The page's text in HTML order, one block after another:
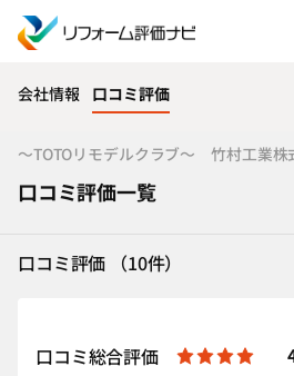
会社情報 口コミ評価
～TOTOリモデルクラブ～ 竹村工業株
口コミ評価一覧
口コミ評価 （10件）
口コミ総合評価